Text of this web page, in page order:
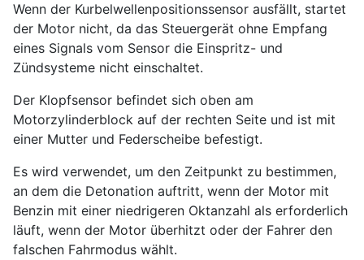
Wenn der Kurbelwellenpositionssensor ausfällt, startet
der Motor nicht, da das Steuergerät ohne Empfang
eines Signals vom Sensor die Einspritz- und
Zündsysteme nicht einschaltet.
Der Klopfsensor befindet sich oben am
Motorzylinderblock auf der rechten Seite und ist mit
einer Mutter und Federscheibe befestigt.
Es wird verwendet, um den Zeitpunkt zu bestimmen,
an dem die Detonation auftritt, wenn der Motor mit
Benzin mit einer niedrigeren Oktanzahl als erforderlich
läuft, wenn der Motor überhitzt oder der Fahrer den
falschen Fahrmodus wählt.